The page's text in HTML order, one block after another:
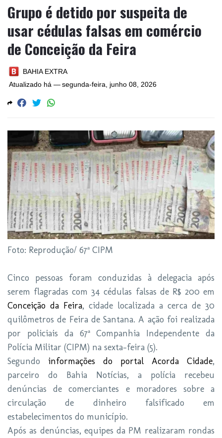
Grupo é detido por suspeita de
usar cédulas falsas em comércio
de Conceição da Feira
BAHIA EXTRA
Atualizado há —segunda-feira, junho 08, 2026
Foto: Reprodução/ 67ª CIPM
Cinco pessoas foram conduzidas à delegacia após
serem flagradas com 34 cédulas falsas de R$ 200 em
Conceição da Feira, cidade localizada a cerca de 30
quilômetros de Feira de Santana. A ação foi realizada
por policiais da 67ª Companhia Independente da
Polícia Militar (CIPM) na sexta-feira (5).
Segundo informações do portal Acorda Cidade,
parceiro do Bahia Notícias, a polícia recebeu
denúncias de comerciantes e moradores sobre a
circulação de dinheiro falsificado em
estabelecimentos do município.
Após as denúncias, equipes da PM realizaram rondas